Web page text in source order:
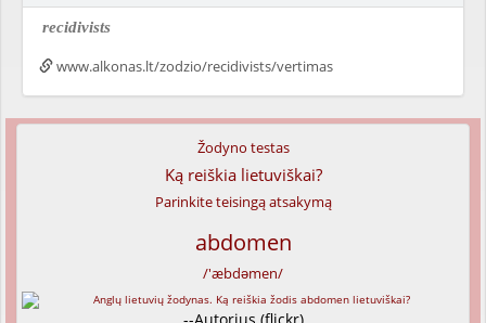
recidivists
www.alkonas.lt/zodzio/recidivists/vertimas
Žodyno testas
Ką reiškia lietuviškai?
Parinkite teisingą atsakymą
abdomen
/'æbdəmen/